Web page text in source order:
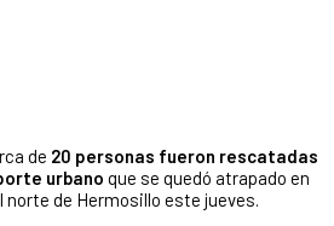
de 20 personas fueron rescatadas
urbano que se quedó atrapado en
de Hermosillo este jueves.